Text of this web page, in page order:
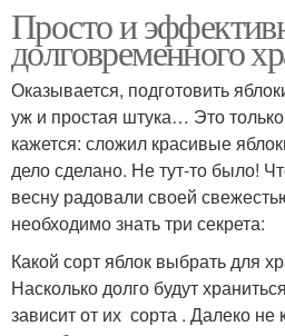
Просто и
долговременного
Оказывается, подготовить
уж и простая штука… Это
кажется: сложил красивые
дело сделано. Не тут-то было!
весну радовали своей
необходимо знать три секрета:
Какой сорт яблок выбрать для
Насколько долго будут
зависит от их сорта . Далеко не